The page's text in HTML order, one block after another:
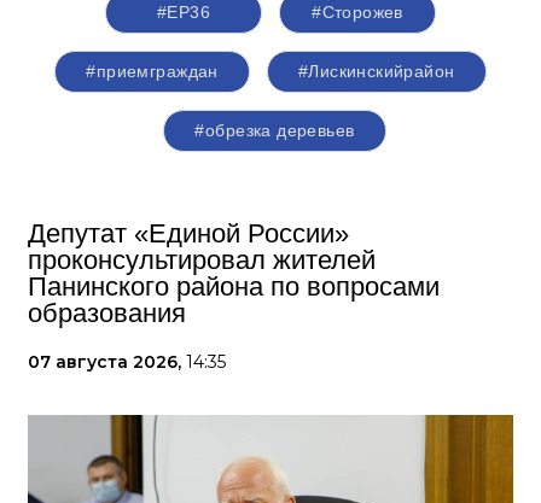
#ЕР36 #Сторожев
#приемграждан #Лискинскийрайон
#обрезка деревьев
Депутат «Единой России»
проконсультировал жителей
Панинского района по вопросами
образования
07 августа 2026, 14:35